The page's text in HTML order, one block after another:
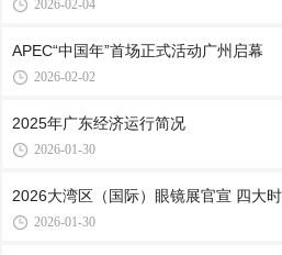
2026-02-04
APEC“中国年”首场正式活动广州启幕
2026-02-02
2025年广东经济运行简况
2026-01-30
2026大湾区（国际）眼镜展官宣 四大
2026-01-30